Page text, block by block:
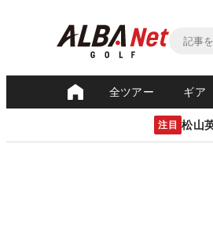
全ツアー ギア
注目 松山